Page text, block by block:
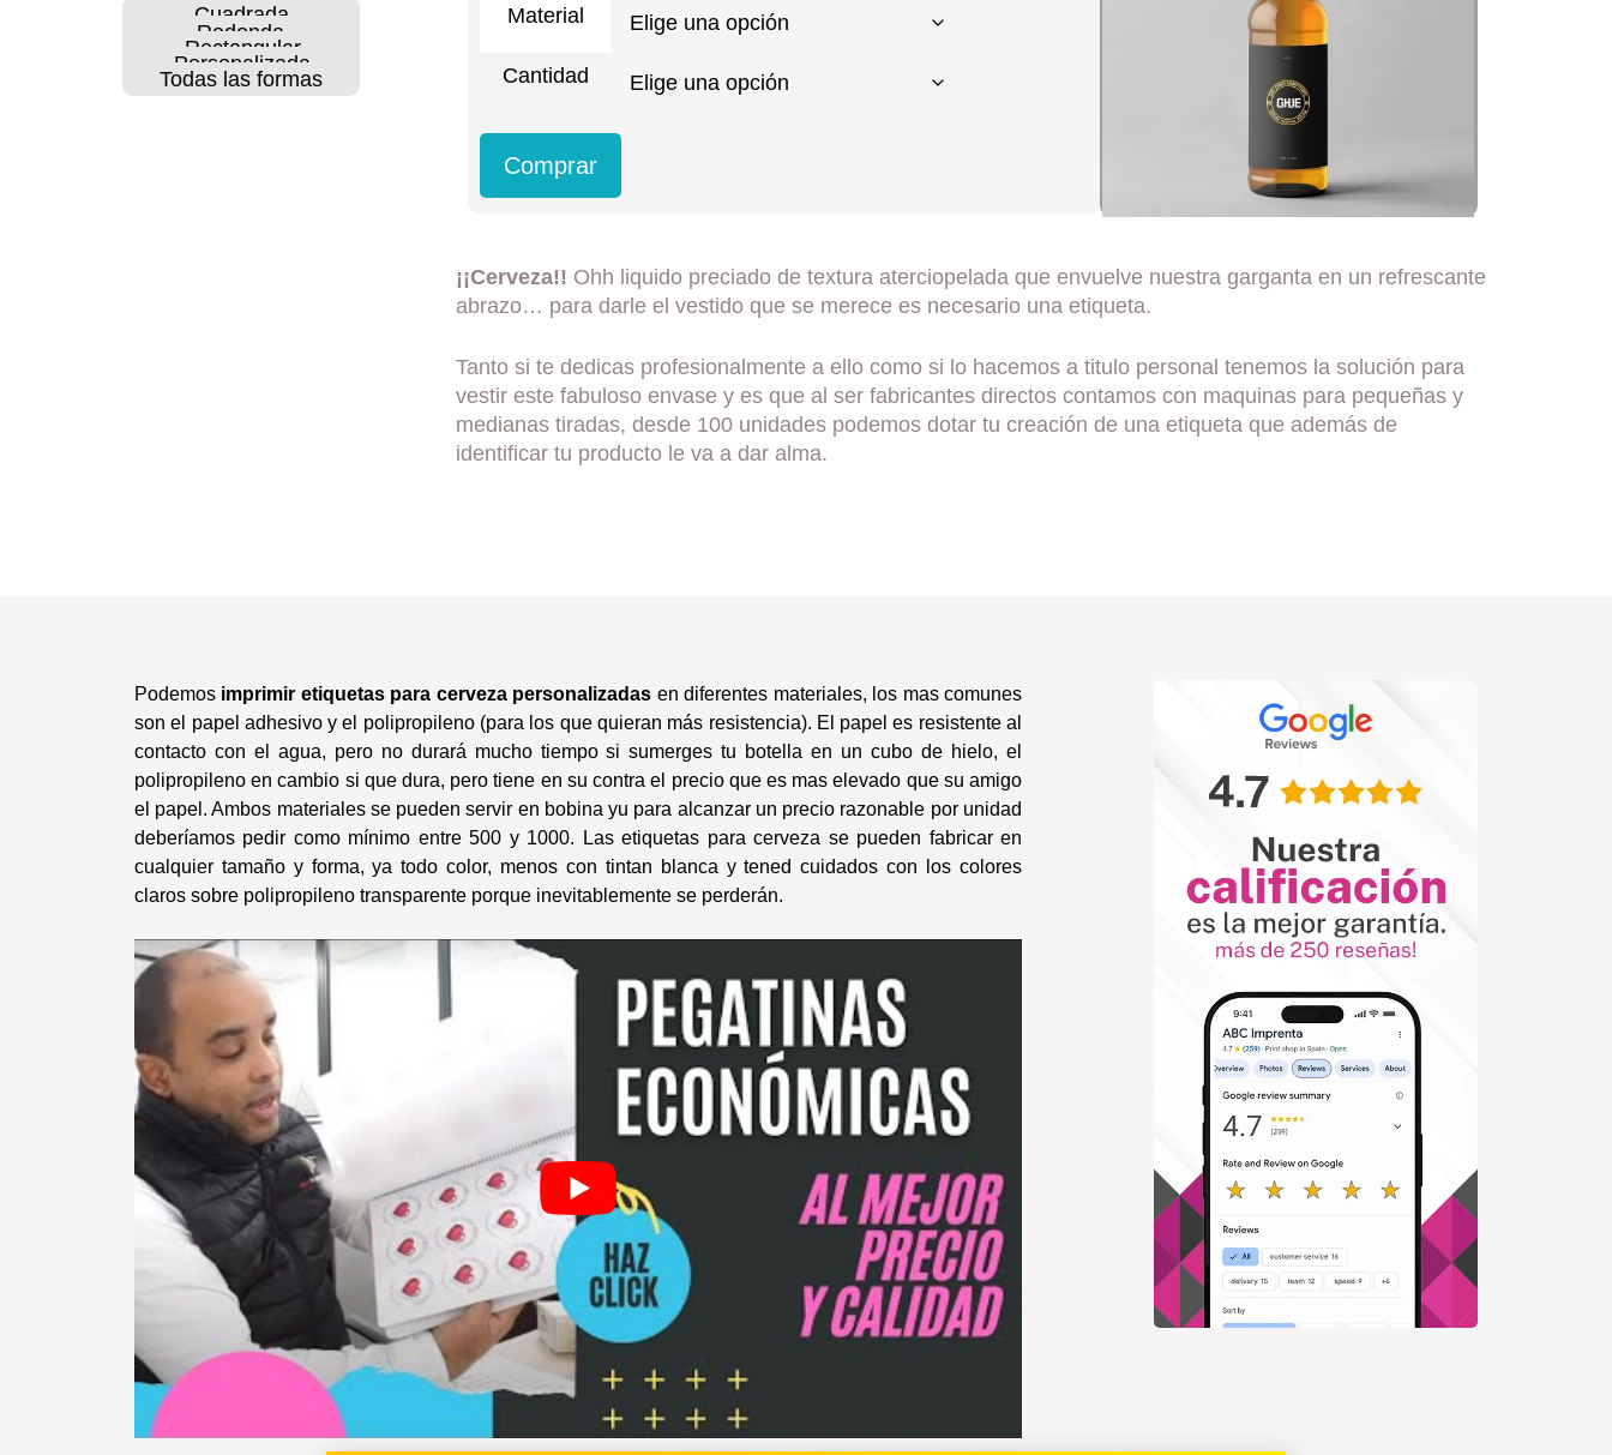
Cuadrada
Redonda
Rectangular
Personalizada
Todas las formas
¡¡Cerveza!! Ohh liquido preciado de textura aterciopelada que envuelve nuestra garganta en un refrescante
abrazo… para darle el vestido que se merece es necesario una etiqueta.
Tanto si te dedicas profesionalmente a ello como si lo hacemos a titulo personal tenemos la solución para
vestir este fabuloso envase y es que al ser fabricantes directos contamos con maquinas para pequeñas y
medianas tiradas, desde 100 unidades podemos dotar tu creación de una etiqueta que además de
identificar tu producto le va a dar alma.
Material
Cantidad
Comprar
Podemos imprimir etiquetas para cerveza personalizadas en diferentes materiales, los mas comunes
son el papel adhesivo y el polipropileno (para los que quieran más resistencia). El papel es resistente al
contacto con el agua, pero no durará mucho tiempo si sumerges tu botella en un cubo de hielo, el
polipropileno en cambio si que dura, pero tiene en su contra el precio que es mas elevado que su amigo
el papel. Ambos materiales se pueden servir en bobina yu para alcanzar un precio razonable por unidad
deberíamos pedir como mínimo entre 500 y 1000. Las etiquetas para cerveza se pueden fabricar en
cualquier tamaño y forma, ya todo color, menos con tintan blanca y tened cuidados con los colores
claros sobre polipropileno transparente porque inevitablemente se perderán.